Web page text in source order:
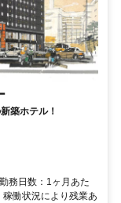
築ホテル！
務日数：1ヶ月あた
働状況により残業あ